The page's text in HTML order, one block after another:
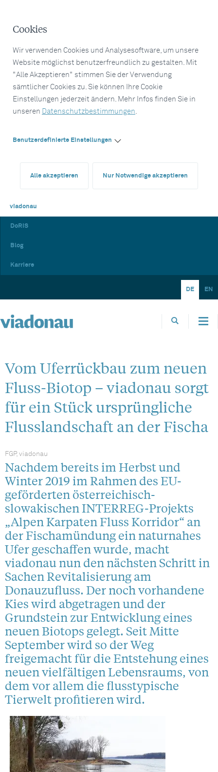
Cookies
Wir verwenden Cookies und Analysesoftware, um unsere
Website möglichst benutzerfreundlich zu gestalten. Mit
"Alle Akzeptieren" stimmen Sie der Verwendung
sämtlicher Cookies zu. Sie können Ihre Cookie
Einstellungen jederzeit ändern. Mehr Infos finden Sie in
unseren Datenschutzbestimmungen.
Benutzerdefinierte Einstellungen
Alle akzeptieren Nur Notwendige akzeptieren
viadonau
DoRIS
Blog
Karriere
DE EN
Vom Uferrückbau zum neuen
Fluss-Biotop – viadonau sorgt
für ein Stück ursprüngliche
Flusslandschaft an der Fischa
FGP, viadonau
Nachdem bereits im Herbst und
Winter 2019 im Rahmen des EU-
geförderten österreichisch-
slowakischen INTERREG-Projekts
„Alpen Karpaten Fluss Korridor“ an
der Fischamündung ein naturnahes
Ufer geschaffen wurde, macht
viadonau nun den nächsten Schritt in
Sachen Revitalisierung am
Donauzufluss. Der noch vorhandene
Kies wird abgetragen und der
Grundstein zur Entwicklung eines
neuen Biotops gelegt. Seit Mitte
September wird so der Weg
freigemacht für die Entstehung eines
neuen vielfältigen Lebensraums, von
dem vor allem die flusstypische
Tierwelt profitieren wird.